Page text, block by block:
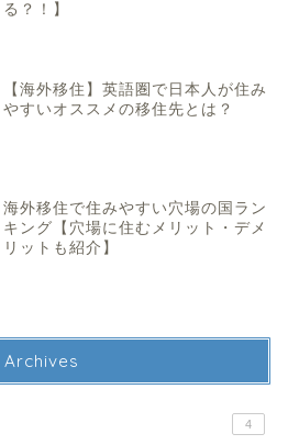
る？！】
【海外移住】英語圏で日本人が住み
やすいオススメの移住先とは？
海外移住で住みやすい穴場の国ラン
キング【穴場に住むメリット・デメ
リットも紹介】
Archives
4